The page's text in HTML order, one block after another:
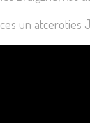
un atceroties